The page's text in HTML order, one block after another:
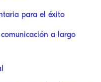
para el éxito
a largo